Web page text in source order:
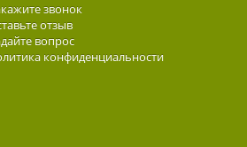
звонок
отзыв
вопрос
конфиденциальности